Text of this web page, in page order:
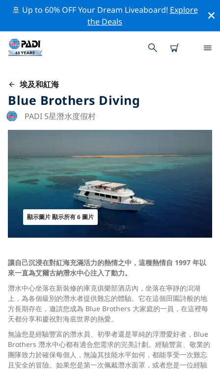
🚢 Up to 60% OFF Your Dream Liveaboard! Explore
the Deals
埃及和紅海
Blue Brothers Diving
PADI 5星潛水度假村
顯示圖片 顯示所有 6 圖片
讓自己沉浸在對紅海充滿活力的熱情之中，這種熱情自 1997 年以
來一直為艾爾古納潛水中心注入了動力。
潛水中心坐落在新裝修的庫克俱樂部酒店內，坐落在寧靜的潟湖
上，為各個級別的潛水者提供難忘的體驗。它在這個田園詩般的地
方長期存在，邀請您成為 Blue Brothers 大家庭的一員，在這裡每
天都分享和慶祝對海底世界的熱愛。
無論您是經驗豐富的潛水員、初學者還是單純的浮潛愛好者，Blue
Brothers 潛水中心都有適合您需求的完美計劃。經驗豐富、敬業的
團隊致力於確保每個人，無論其技能水平如何，都能享受一次難忘
且安全的冒險。如果您是第一次佩戴潛水面罩，或者您是一位經驗